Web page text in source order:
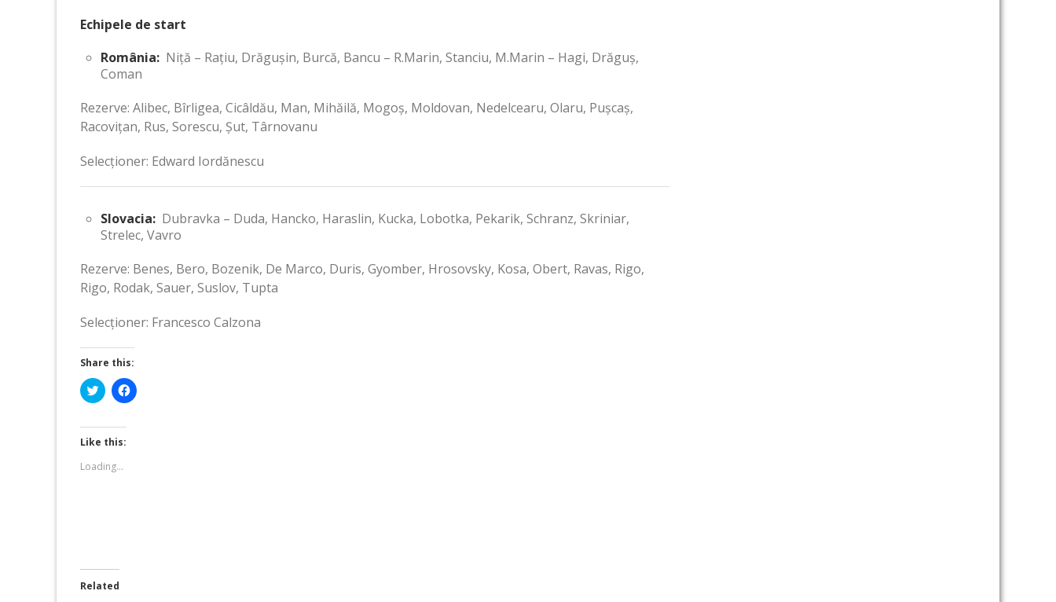
Echipele de start
România: Niță – Rațiu, Drăgușin, Burcă, Bancu – R.Marin, Stanciu, M.Marin – Hagi, Drăguș,
Coman
Rezerve: Alibec, Bîrligea, Cicâldău, Man, Mihăilă, Mogoș, Moldovan, Nedelcearu, Olaru, Pușcaș,
Racovițan, Rus, Sorescu, Șut, Târnovanu
Selecționer: Edward Iordănescu
Slovacia: Dubravka – Duda, Hancko, Haraslin, Kucka, Lobotka, Pekarik, Schranz, Skriniar,
Strelec, Vavro
Rezerve: Benes, Bero, Bozenik, De Marco, Duris, Gyomber, Hrosovsky, Kosa, Obert, Ravas, Rigo,
Rigo, Rodak, Sauer, Suslov, Tupta
Selecționer: Francesco Calzona
Share this:
Click
to
Twitter
(Opens
in
new
window)
Click
to
Like this:
Loading...
Related